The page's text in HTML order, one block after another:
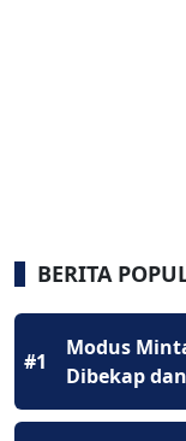
BERITA
#1
Modus
Dibekap